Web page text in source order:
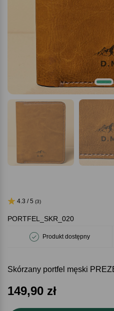
PORTFEL_SKR_020
Produkt dostępny
4.3 / 5 (3)
Skórzany portfel męski
149,90 zł